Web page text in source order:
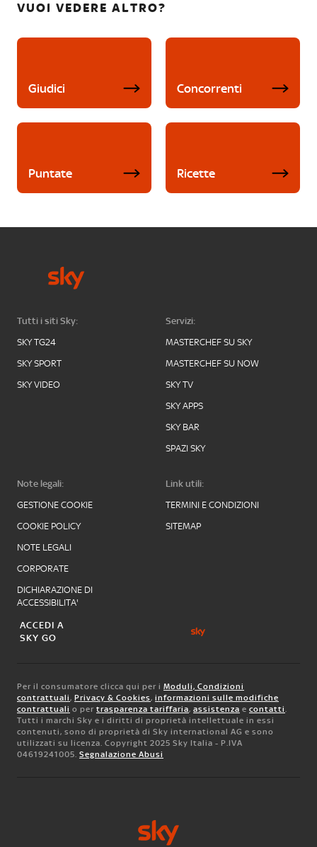
VUOI VEDERE ALTRO?
Giudici Concorrenti
Puntate Ricette
Tutti i siti Sky:
SKY TG24
SKY SPORT
SKY VIDEO
Servizi:
MASTERCHEF SU SKY
MASTERCHEF SU NOW
SKY TV
SKY APPS
SKY BAR
SPAZI SKY
Note legali:
GESTIONE COOKIE
COOKIE POLICY
NOTE LEGALI
CORPORATE
DICHIARAZIONE DI
ACCESSIBILITA'
Link utili:
TERMINI E CONDIZIONI
SITEMAP
ACCEDI A
SKY GO
Per il consumatore clicca qui per i Moduli, Condizioni
contrattuali, Privacy & Cookies, informazioni sulle modifiche
contrattuali o per trasparenza tariffaria, assistenza e contatti.
Tutti i marchi Sky e i diritti di proprietà intellettuale in essi
contenuti, sono di proprietà di Sky international AG e sono
utilizzati su licenza. Copyright 2025 Sky Italia - P.IVA
04619241005. Segnalazione Abusi